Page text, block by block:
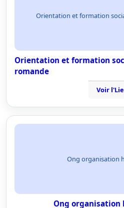
Orientation et formation
Orientation et formation
romande
Voir
Ong organisation
Ong